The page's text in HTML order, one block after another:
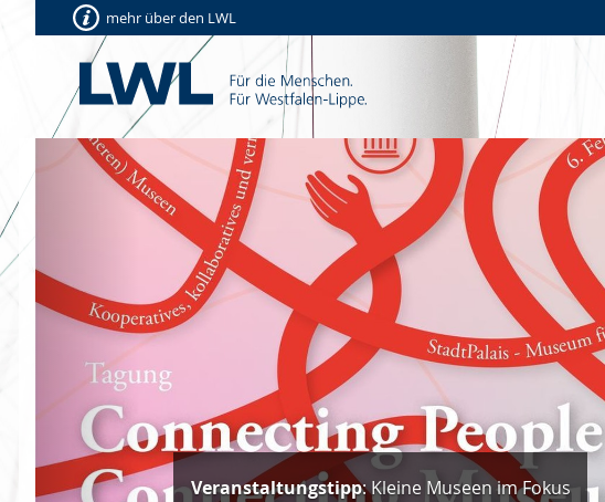
mehr über den LWL
Veranstaltungstipp: Kleine Museen im Fokus
Vorherige